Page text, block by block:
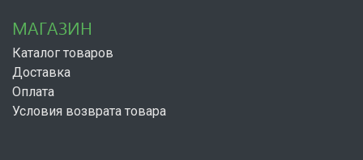
МАГАЗИН
Каталог товаров
Доставка
Оплата
Условия возврата товара